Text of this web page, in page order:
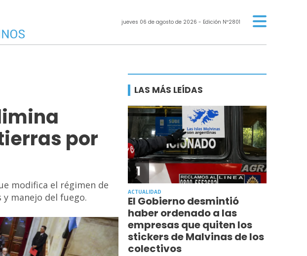
jueves 06 de agosto de 2026 - Edición Nº2801
por
modifica el régimen de
manejo del fuego.
LAS MÁS LEÍDAS
1
ACTUALIDAD
El Gobierno desmintió
haber ordenado a las
empresas que quiten los
stickers de Malvinas de los
colectivos